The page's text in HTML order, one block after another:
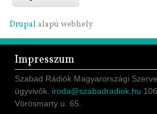
Drupal alapú webhely
Impresszum
Szabad Rádiók Magyarországi
ügyvivők. iroda@szabadradiok.hu
Vörösmarty u. 65.